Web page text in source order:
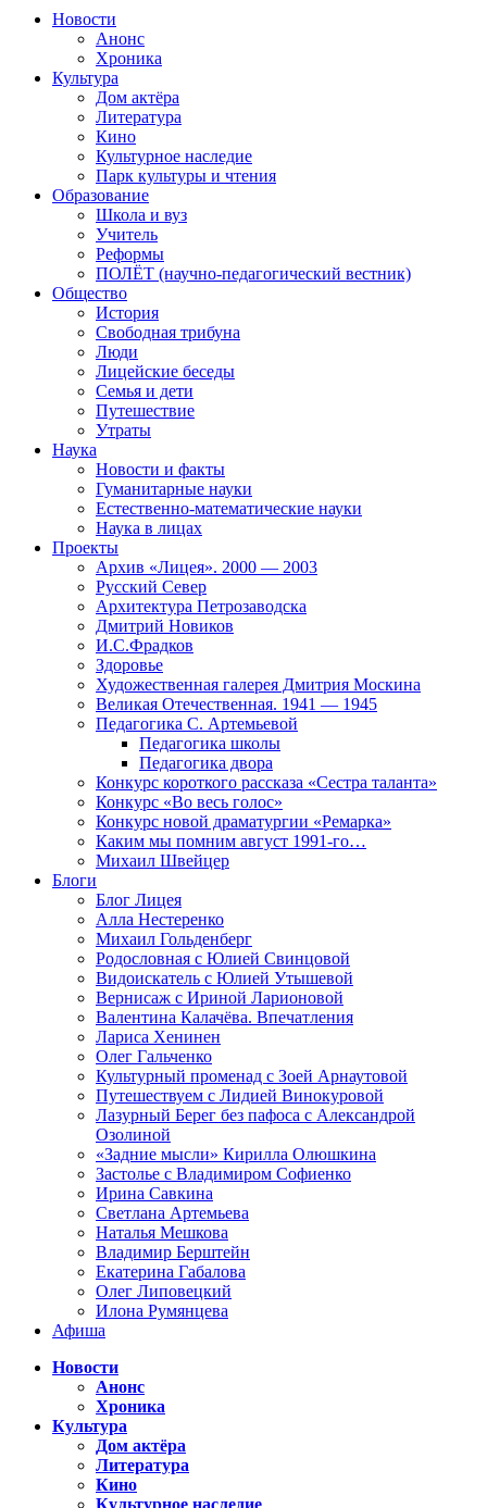
Новости
Анонс
Хроника
Культура
Дом актёра
Литература
Кино
Культурное наследие
Парк культуры и чтения
Образование
Школа и вуз
Учитель
Реформы
ПОЛЁТ (научно-педагогический вестник)
Общество
История
Свободная трибуна
Люди
Лицейские беседы
Семья и дети
Путешествие
Утраты
Наука
Новости и факты
Гуманитарные науки
Естественно-математические науки
Наука в лицах
Проекты
Архив «Лицея». 2000 — 2003
Русский Север
Архитектура Петрозаводска
Дмитрий Новиков
И.С.Фрадков
Здоровье
Художественная галерея Дмитрия Москина
Великая Отечественная. 1941 — 1945
Педагогика С. Артемьевой
Педагогика школы
Педагогика двора
Конкурс короткого рассказа «Сестра таланта»
Конкурс «Во весь голос»
Конкурс новой драматургии «Ремарка»
Каким мы помним август 1991-го…
Михаил Швейцер
Блоги
Блог Лицея
Алла Нестеренко
Михаил Гольденберг
Родословная с Юлией Свинцовой
Видоискатель с Юлией Утышевой
Вернисаж с Ириной Ларионовой
Валентина Калачёва. Впечатления
Лариса Хенинен
Олег Гальченко
Культурный променад с Зоей Арнаутовой
Путешествуем с Лидией Винокуровой
Лазурный Берег без пафоса с Александрой
Озолиной
«Задние мысли» Кирилла Олюшкина
Застолье с Владимиром Софиенко
Ирина Савкина
Светлана Артемьева
Наталья Мешкова
Владимир Берштейн
Екатерина Габалова
Олег Липовецкий
Илона Румянцева
Афиша
Новости
Анонс
Хроника
Культура
Дом актёра
Литература
Кино